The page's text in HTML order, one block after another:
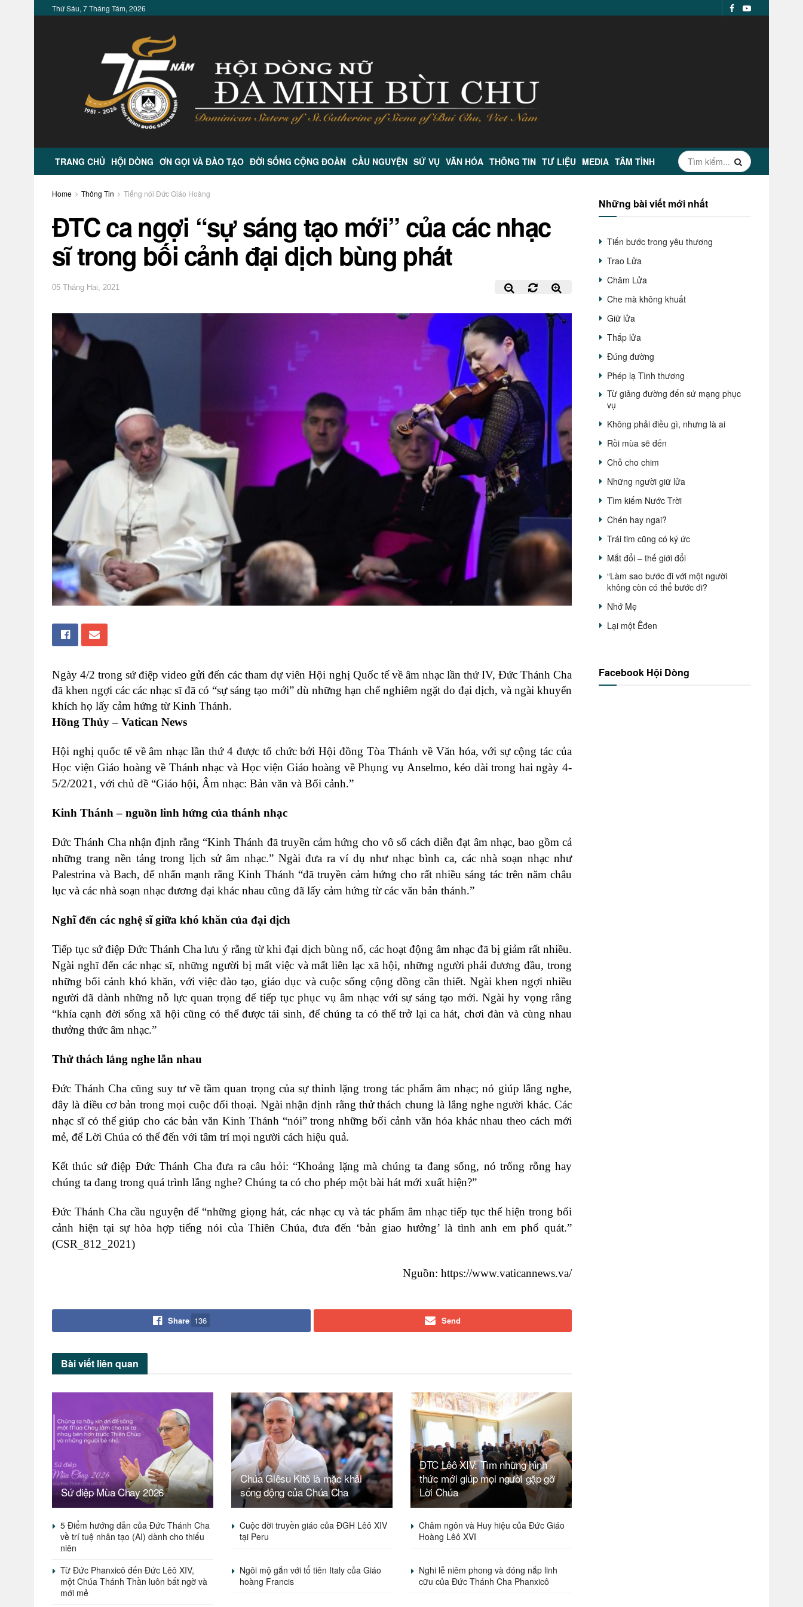
Thứ Sáu, 7 Tháng Tám, 2026
TRANG CHỦ HỘI DÒNG ƠN GỌI VÀ ĐÀO TẠO ĐỜI SỐNG CỘNG ĐOÀN CẦU NGUYỆN SỨ VỤ VĂN HÓA THÔNG TIN TƯ LIỆU MEDIA TÂM TÌNH
Home Thông Tin Tiếng nói Đức Giáo Hoàng
ĐTC ca ngợi “sự sáng tạo mới” của các nhạc
sĩ trong bối cảnh đại dịch bùng phát
05 Tháng Hai, 2021
Ngày 4/2 trong sứ điệp video gửi đến các tham dự viên Hội nghị Quốc tế về âm nhạc lần thứ IV, Đức Thánh Cha
đã khen ngợi các các nhạc sĩ đã có “sự sáng tạo mới” dù những hạn chế nghiêm ngặt do đại dịch, và ngài khuyến
khích họ lấy cảm hứng từ Kinh Thánh.
Hồng Thủy – Vatican News
Hội nghị quốc tế về âm nhạc lần thứ 4 được tổ chức bởi Hội đồng Tòa Thánh về Văn hóa, với sự cộng tác của
Học viện Giáo hoàng về Thánh nhạc và Học viện Giáo hoàng về Phụng vụ Anselmo, kéo dài trong hai ngày 4-
5/2/2021, với chủ đề “Giáo hội, Âm nhạc: Bản văn và Bối cảnh.”
Kinh Thánh – nguồn linh hứng của thánh nhạc
Đức Thánh Cha nhận định rằng “Kinh Thánh đã truyền cảm hứng cho vô số cách diễn đạt âm nhạc, bao gồm cả
những trang nền tảng trong lịch sử âm nhạc.” Ngài đưa ra ví dụ như nhạc bình ca, các nhà soạn nhạc như
Palestrina và Bach, để nhấn mạnh rằng Kinh Thánh “đã truyền cảm hứng cho rất nhiều sáng tác trên năm châu
lục và các nhà soạn nhạc đương đại khác nhau cũng đã lấy cảm hứng từ các văn bản thánh.”
Nghĩ đến các nghệ sĩ giữa khó khăn của đại dịch
Tiếp tục sứ điệp Đức Thánh Cha lưu ý rằng từ khi đại dịch bùng nổ, các hoạt động âm nhạc đã bị giảm rất nhiều.
Ngài nghĩ đến các nhạc sĩ, những người bị mất việc và mất liên lạc xã hội, những người phải đương đầu, trong
những bối cảnh khó khăn, với việc đào tạo, giáo dục và cuộc sống cộng đồng cần thiết. Ngài khen ngợi nhiều
người đã dành những nỗ lực quan trọng để tiếp tục phục vụ âm nhạc với sự sáng tạo mới. Ngài hy vọng rằng
“khía cạnh đời sống xã hội cũng có thể được tái sinh, để chúng ta có thể trở lại ca hát, chơi đàn và cùng nhau
thưởng thức âm nhạc.”
Thử thách lắng nghe lẫn nhau
Đức Thánh Cha cũng suy tư về tầm quan trọng của sự thinh lặng trong tác phẩm âm nhạc; nó giúp lắng nghe,
đây là điều cơ bản trong mọi cuộc đối thoại. Ngài nhận định rằng thử thách chung là lắng nghe người khác. Các
nhạc sĩ có thể giúp cho các bản văn Kinh Thánh “nói” trong những bối cảnh văn hóa khác nhau theo cách mới
mẻ, để Lời Chúa có thể đến với tâm trí mọi người cách hiệu quả.
Kết thúc sứ điệp Đức Thánh Cha đưa ra câu hỏi: “Khoảng lặng mà chúng ta đang sống, nó trống rỗng hay
chúng ta đang trong quá trình lắng nghe? Chúng ta có cho phép một bài hát mới xuất hiện?”
Đức Thánh Cha cầu nguyện để “những giọng hát, các nhạc cụ và tác phẩm âm nhạc tiếp tục thể hiện trong bối
cảnh hiện tại sự hòa hợp tiếng nói của Thiên Chúa, đưa đến ‘bản giao hưởng’ là tình anh em phổ quát.”
(CSR_812_2021)
Nguồn: https://www.vaticannews.va/
Share 136 Send
Bài viết liên quan
Sứ điệp Mùa Chay 2026
Chúa Giêsu Kitô là mặc khải
sống động của Chúa Cha
ĐTC Lêô XIV: Tìm những hình
thức mới giúp mọi người gặp gỡ
Lời Chúa
5 Điểm hướng dẫn của Đức Thánh Cha
về trí tuệ nhân tạo (AI) dành cho thiếu
niên
Cuộc đời truyền giáo của ĐGH Lêô XIV
tại Peru
Châm ngôn và Huy hiệu của Đức Giáo
Hoàng Lêô XVI
Từ Đức Phanxicô đến Đức Lêô XIV,
một Chúa Thánh Thần luôn bất ngờ và
mới mẻ
Ngôi mộ gắn với tổ tiên Italy của Giáo
hoàng Francis
Nghi lễ niêm phong và đóng nắp linh
cữu của Đức Thánh Cha Phanxicô
Những bài viết mới nhất
Tiến bước trong yêu thương
Trao Lửa
Chăm Lửa
Che mà không khuất
Giữ lửa
Thắp lửa
Đúng đường
Phép lạ Tình thương
Từ giảng đường đến sứ mạng phục
vụ
Không phải điều gì, nhưng là ai
Rồi mùa sẽ đến
Chỗ cho chim
Những người giữ lửa
Tìm kiếm Nước Trời
Chén hay ngai?
Trái tim cũng có ký ức
Mắt đổi – thế giới đổi
“Làm sao bước đi với một người
không còn có thể bước đi?
Nhớ Mẹ
Lại một Êđen
Facebook Hội Dòng